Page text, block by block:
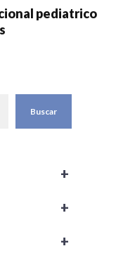
pediatrico
Buscar
+
+
+